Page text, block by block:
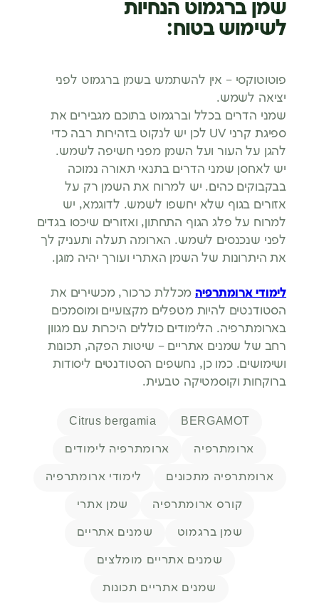
שמן ברגמוט הנחיות
לשימוש בטוח:
פוטוטוקסי – אין להשתמש בשמן ברגמוט לפני
יציאה לשמש.
שמני הדרים בכלל וברגמוט בתוכם מגבירים את
ספיגת קרני UV לכן יש לנקוט בזהירות רבה כדי
להגן על העור ועל השמן מפני חשיפה לשמש.
יש לאחסן שמני הדרים בתנאי תאורה נמוכה
בבקבוקים כהים. יש למרוח את השמן רק על
אזורים בגוף שלא יחשפו לשמש. לדוגמא, יש
למרוח על פלג הגוף התחתון, ואזורים שיכסו בגדים
לפני שנכנסים לשמש. הארומה תעלה ותעניק לך
את היתרונות של השמן האתרי ועורך יהיה מוגן.
לימודי ארומתרפיהמכללת כרכור, מכשירים את
הסטודנטים להיות מטפלים מקצועיים ומוסמכים
בארומתרפיה. הלימודים כוללים היכרות עם מגוון
רחב של שמנים אתריים – שיטות הפקה, תכונות
ושימושים. כמו כן, נחשפים הסטודנטים ליסודות
ברוקחות וקוסמטיקה טבעית.
תגיותBERGAMOT
Citrus bergamia
ארומתרפיה ארומתרפיה לימודים
ארומתרפיה מתכונים לימודי ארומתרפיה
קורס ארומתרפיה שמן אתרי
שמן ברגמוט שמנים אתריים
שמנים אתריים מומלצים
שמנים אתריים תכונות